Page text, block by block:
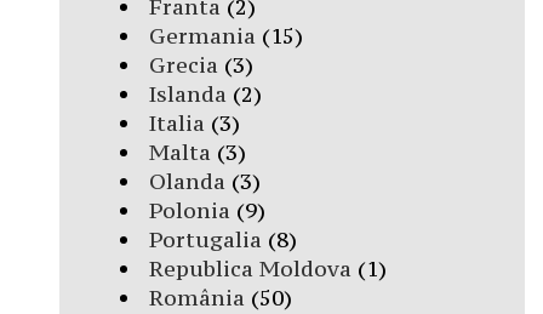
Franta (2)
Germania (15)
Grecia (3)
Islanda (2)
Italia (3)
Malta (3)
Olanda (3)
Polonia (9)
Portugalia (8)
Republica Moldova (1)
România (50)